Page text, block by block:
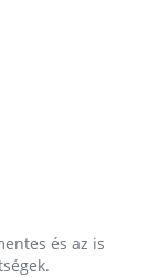
és az is